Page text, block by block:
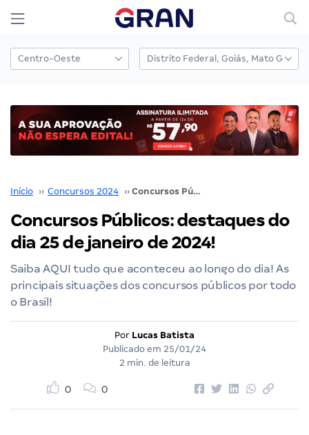
Início ›› Concursos 2024 ›› Concursos Públicos: destaques do dia 25 de janeiro de 2024!
Concursos Públicos: destaques do
dia 25 de janeiro de 2024!
Saiba AQUI tudo que aconteceu ao longo do dia! As
principais situações dos concursos públicos por todo
o Brasil!
Por Lucas Batista
Publicado em 25/01/24
2 min. de leitura
0 0